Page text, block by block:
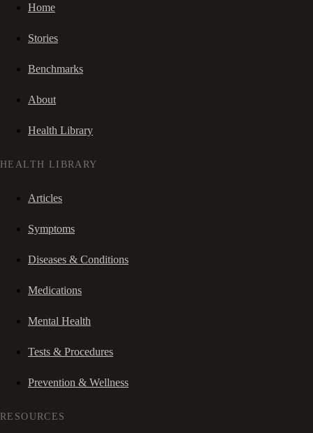
Home
Stories
Benchmarks
About
Health Library
HEALTH LIBRARY
Articles
Symptoms
Diseases & Conditions
Medications
Mental Health
Tests & Procedures
Prevention & Wellness
RESOURCES